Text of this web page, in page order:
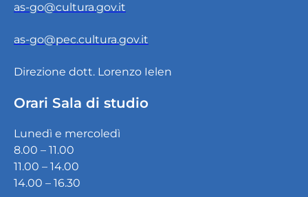
as-go@cultura.gov.it
as-go@pec.cultura.gov.it
Direzione dott. Lorenzo Ielen
Orari Sala di studio
Lunedì e mercoledì
8.00 – 11.00
11.00 – 14.00
14.00 – 16.30